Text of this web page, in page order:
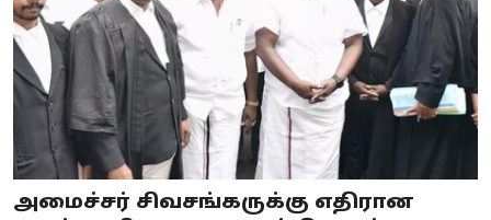
அமைச்சர் சிவசங்கருக்கு எதிரான